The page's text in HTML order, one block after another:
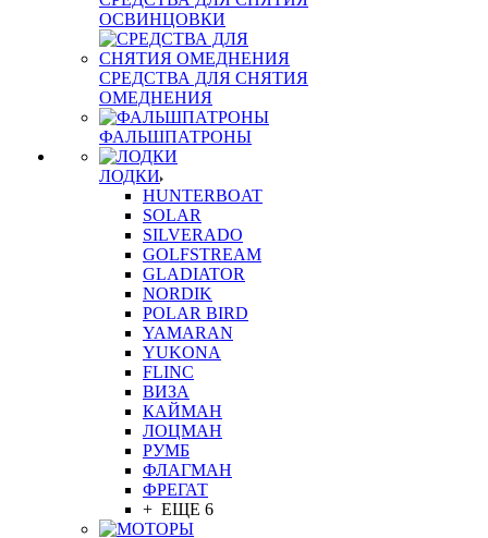
ОСВИНЦОВКИ
СРЕДСТВА ДЛЯ СНЯТИЯ
ОМЕДНЕНИЯ
ФАЛЬШПАТРОНЫ
ЛОДКИ
HUNTERBOAT
SOLAR
SILVERADO
GOLFSTREAM
GLADIATOR
NORDIK
POLAR BIRD
YAMARAN
YUKONA
FLINC
ВИЗА
КАЙМАН
ЛОЦМАН
РУМБ
ФЛАГМАН
ФРЕГАТ
+ ЕЩЕ 6